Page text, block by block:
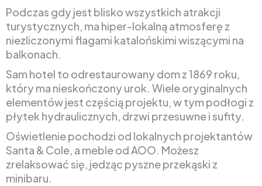
Podczas gdy jest blisko wszystkich atrakcji
turystycznych, ma hiper-lokalną atmosferę z
niezliczonymi flagami katalońskimi wiszącymi na
balkonach.
Sam hotel to odrestaurowany dom z 1869 roku,
który ma nieskończony urok. Wiele oryginalnych
elementów jest częścią projektu, w tym podłogi z
płytek hydraulicznych, drzwi przesuwne i sufity.
Oświetlenie pochodzi od lokalnych projektantów
Santa & Cole, a meble od AOO. Możesz
zrelaksować się, jedząc pyszne przekąski z
minibaru.